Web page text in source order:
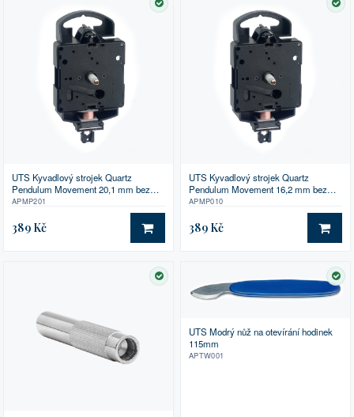
SKLADEM
UTS Kyvadlový strojek Quartz
Pendulum Movement 20,1 mm bez
příslušenství
APMP201
389 Kč DO KOŠÍKU
UTS Kyvadlový strojek Quartz
Pendulum Movement 16,2 mm bez
příslušenství
APMP010
389 Kč DO
SKLADEM
UTS Modrý nůž na otevírání hodinek
115mm
APTW001